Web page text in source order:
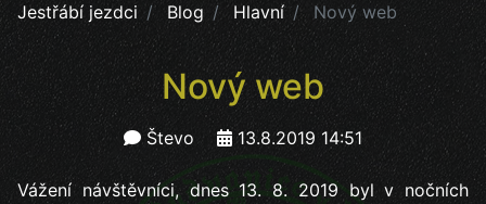
Jestřábí jezdci Blog Hlavní Nový web
Nový web
Števo 13.8.2019 14:51
Vážení návštěvníci, dnes 13. 8. 2019 byl v nočních